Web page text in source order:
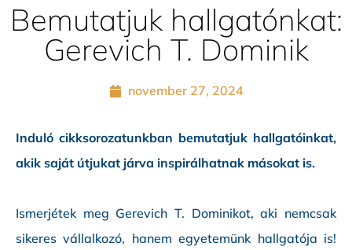
Bemutatjuk hallgatónkat:
Gerevich T. Dominik
november 27, 2024
Induló cikksorozatunkban bemutatjuk hallgatóinkat,
akik saját útjukat járva inspirálhatnak másokat is.
Ismerjétek meg Gerevich T. Dominikot, aki nemcsak
sikeres vállalkozó, hanem egyetemünk hallgatója is!